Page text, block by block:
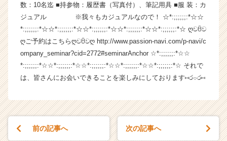
か
ら
ス
カ
ウ
ト
が
活
数：10名迄 ■持参物：履歴書（写真付）、筆記用具 ■服 装：カ
ジュアル ※我々もカジュアルなので！ ☆*:;;;;;;:*☆☆
*:;;;;;;:*☆☆*:;;;;;;:*☆☆*:;;;;;;:*☆☆*:;;;;;;:*☆☆*:;;;;;;:*☆ ღවꇳව
ღご予約はこちらღවꇳවღ http://www.passion-navi.com/p-navi/c
ompany_seminar?cid=2772#seminarAnchor ☆*:;;;;;;:*☆☆
*:;;;;;;:*☆☆*:;;;;;;:*☆☆*:;;;;;;:*☆☆*:;;;;;;:*☆☆*:;;;;;;:*☆ それで
は、皆さんにお会いできることを楽しみにしております⑅ර⌔ර⑅
前の記事へ 次の記事へ